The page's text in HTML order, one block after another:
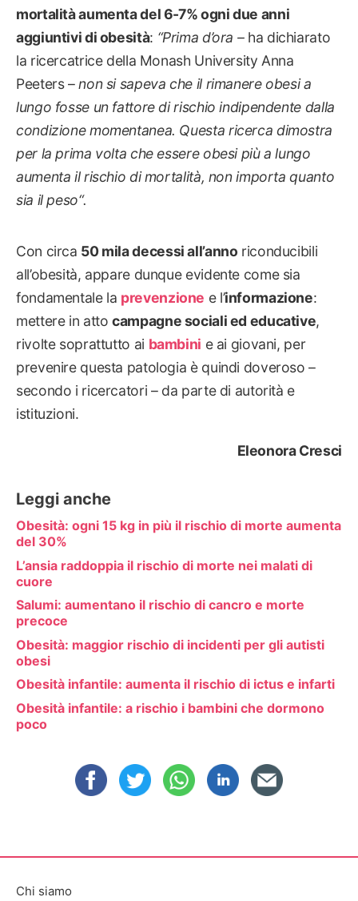
mortalità aumenta del 6-7% ogni due anni
aggiuntivi di obesità: “Prima d’ora –ha dichiarato
la ricercatrice della Monash University Anna
Peeters –non si sapeva che il rimanere obesi a
lungo fosse un fattore di rischio indipendente dalla
condizione momentanea. Questa ricerca dimostra
per la prima volta che essere obesi più a lungo
aumenta il rischio di mortalità, non importa quanto
sia il peso“.
Con circa 50 mila decessi all’anno riconducibili
all’obesità, appare dunque evidente come sia
fondamentale la prevenzione e l’informazione:
mettere in attocampagne sociali ed educative,
rivolte soprattutto ai bambini e ai giovani, per
prevenire questa patologia è quindi doveroso –
secondo i ricercatori – da parte di autorità e
istituzioni.
Eleonora Cresci
Leggi anche
Obesità: ogni 15 kg in più il rischio di morte aumenta
del 30%
L’ansia raddoppia il rischio di morte nei malati di
cuore
Salumi: aumentano il rischio di cancro e morte
precoce
Obesità: maggior rischio di incidenti per gli autisti
obesi
Obesità infantile: aumenta il rischio di ictus e infarti
Obesità infantile: a rischio i bambini che dormono
poco
Chi siamo